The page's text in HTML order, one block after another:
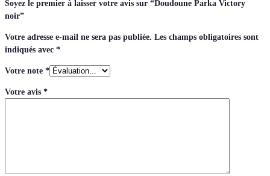
Soyez le premier à laisser votre avis sur “Doudoune Parka Victory
noir”
Votre adresse e-mail ne sera pas publiée. Les champs obligatoires sont
indiqués avec *
Votre note *
Votre avis *